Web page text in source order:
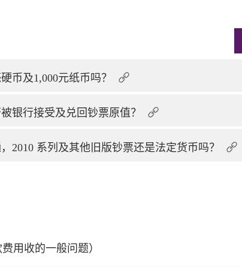
币及1,000元纸币吗？
银行接受及兑回钞票原值？
2010 系列及其他旧版钞票还是法定货币吗？
用收的一般问题）